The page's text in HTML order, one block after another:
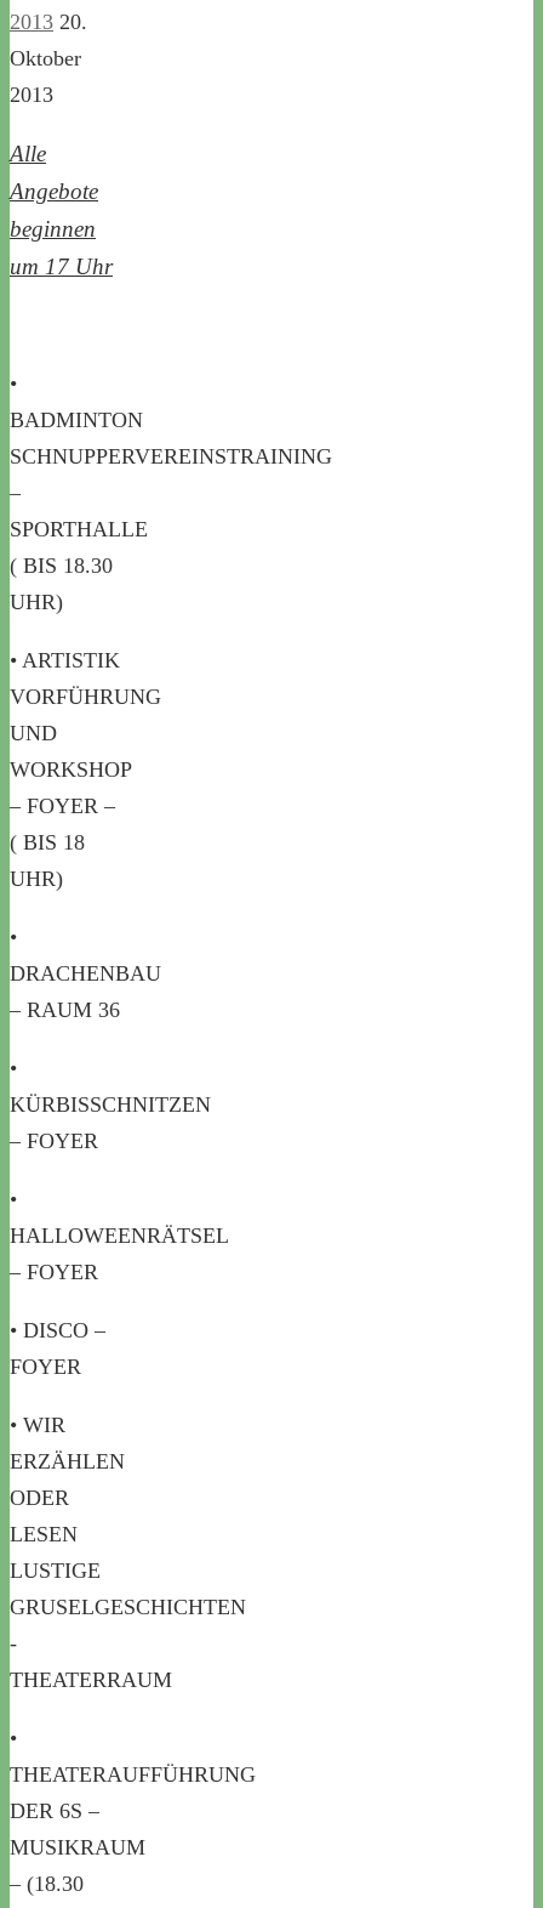
2013 20.
Oktober
2013
Alle
Angebote
beginnen
um 17 Uhr
•
BADMINTON
SCHNUPPERVEREINSTRAINING
–
SPORTHALLE
( BIS 18.30
UHR)
• ARTISTIK
VORFÜHRUNG
UND
WORKSHOP
– FOYER –
( BIS 18
UHR)
•
DRACHENBAU
– RAUM 36
•
KÜRBISSCHNITZEN
– FOYER
•
HALLOWEENRÄTSEL
– FOYER
• DISCO –
FOYER
• WIR
ERZÄHLEN
ODER
LESEN
LUSTIGE
GRUSELGESCHICHTEN
-
THEATERRAUM
•
THEATERAUFFÜHRUNG
DER 6S –
MUSIKRAUM
– (18.30